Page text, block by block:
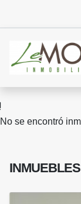
No se encontró
INMUEBLES